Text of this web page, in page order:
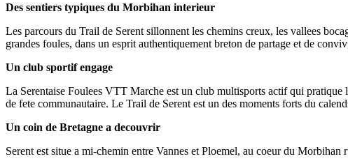
Des sentiers typiques du Morbihan interieur
Les parcours du Trail de Serent sillonnent les chemins creux, les vallees
grandes foules, dans un esprit authentiquement breton de partage et de
Un club sportif engage
La Serentaise Foulees VTT Marche est un club multisports actif qui
de fete communautaire. Le Trail de Serent est un des moments forts du
Un coin de Bretagne a decouvrir
Serent est situe a mi-chemin entre Vannes et Ploemel, au coeur du